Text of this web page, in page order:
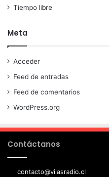
Tiempo libre
Meta
Acceder
Feed de entradas
Feed de comentarios
WordPress.org
Contáctanos
contacto@vilasradio.cl